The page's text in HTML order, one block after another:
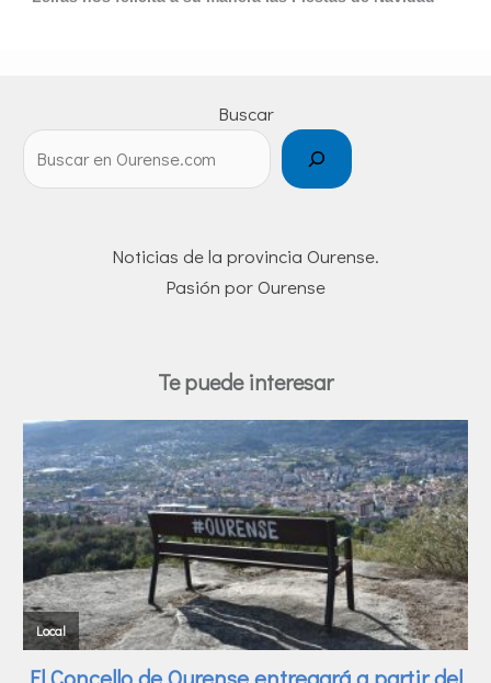
Buscar
Noticias de la provincia Ourense.
Pasión por Ourense
Te puede interesar